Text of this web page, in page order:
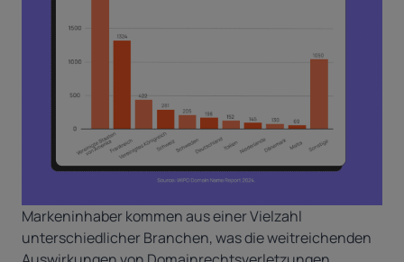
Markeninhaber kommen aus einer Vielzahl
unterschiedlicher Branchen, was die weitreichenden